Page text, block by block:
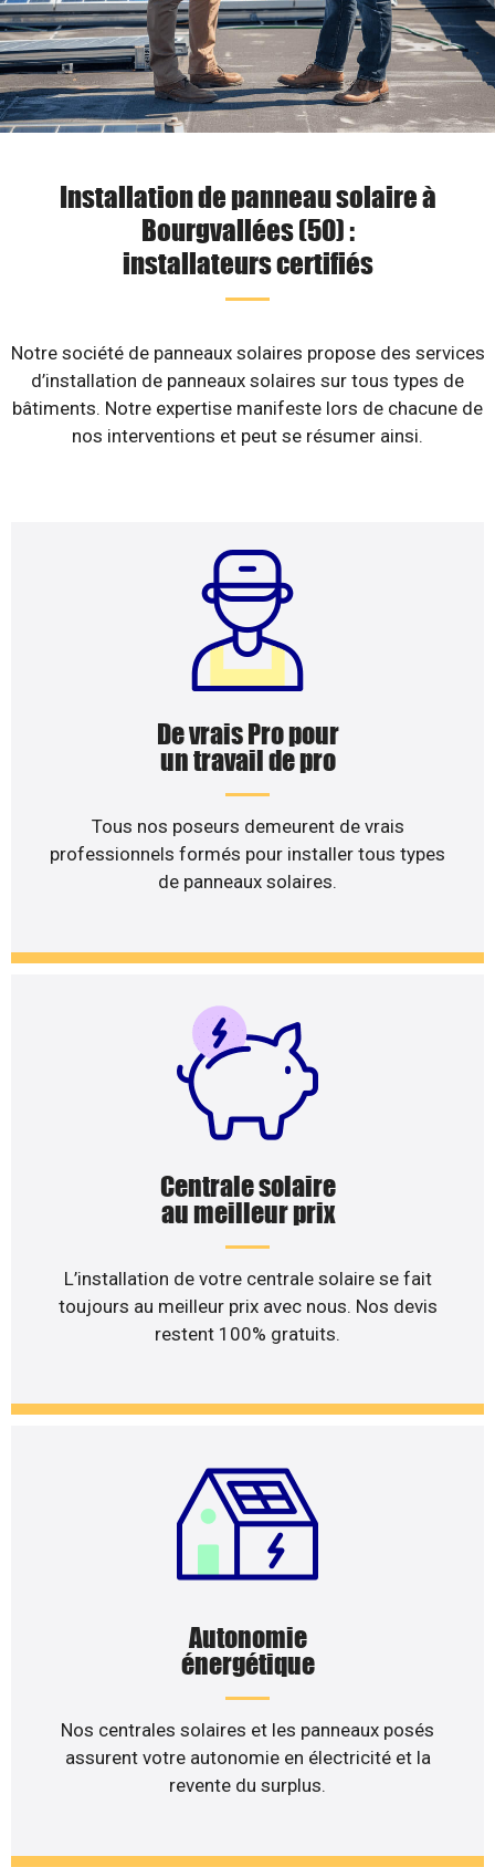
Installation de panneau solaire à
Bourgvallées (50) :
installateurs certifiés
Notre société de panneaux solaires propose des services
d’installation de panneaux solaires sur tous types de
bâtiments. Notre expertise manifeste lors de chacune de
nos interventions et peut se résumer ainsi.
De vrais Pro pour
un travail de pro
Tous nos poseurs demeurent de vrais
professionnels formés pour installer tous types
de panneaux solaires.
Centrale solaire
au meilleur prix
L’installation de votre centrale solaire se fait
toujours au meilleur prix avec nous. Nos devis
restent 100% gratuits.
Autonomie
énergétique
Nos centrales solaires et les panneaux posés
assurent votre autonomie en électricité et la
revente du surplus.